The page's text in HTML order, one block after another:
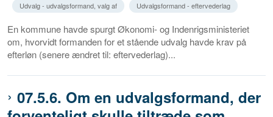
Udvalg - udvalgsformand, valg af
Udvalgsformand - eftervederlag
En kommune havde spurgt Økonomi- og Indenrigsministeriet
om, hvorvidt formanden for et stående udvalg havde krav på
efterløn (senere ændret til: eftervederlag)...
07.5.6. Om en udvalgsformand, der